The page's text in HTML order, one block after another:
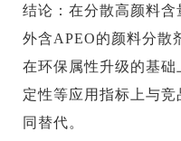
结论：在分散高颜料
外含APEO的颜料分散
在环保属性升级的基
定性等应用指标上与
同替代。